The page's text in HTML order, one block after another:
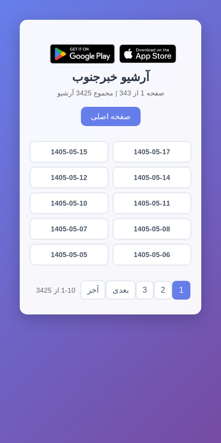
آرشیو خبرجنوب
صفحه 1 از 343 | مجموع 3425 آرشیو
صفحه اصلی
1405-05-17
1405-05-15
1405-05-14
1405-05-12
1405-05-11
1405-05-10
1405-05-08
1405-05-07
1405-05-06
1405-05-05
1
2
3 بعدی آخر 1-10 از 3425